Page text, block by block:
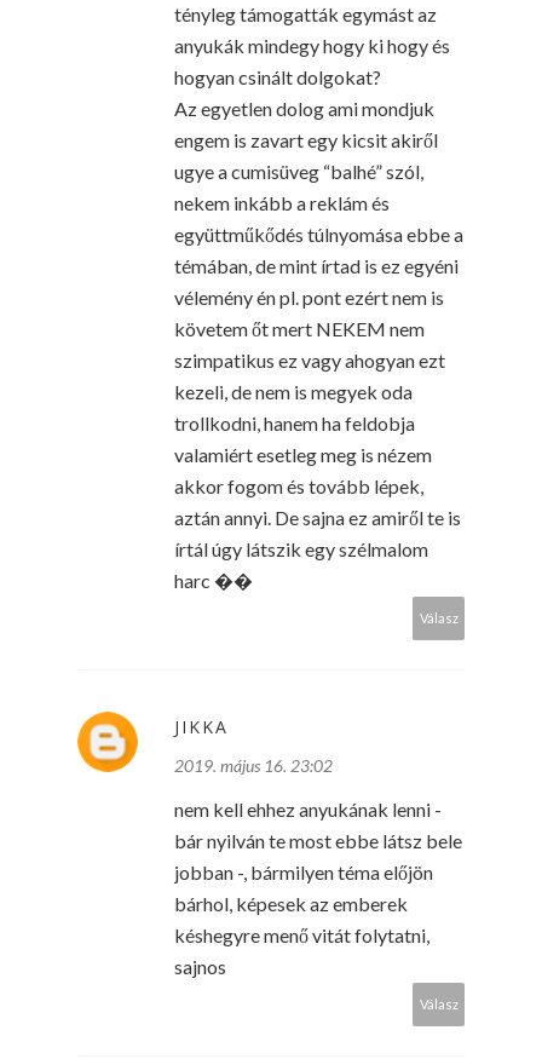
tényleg támogatták egymást az
anyukák mindegy hogy ki hogy és
hogyan csinált dolgokat?
Az egyetlen dolog ami mondjuk
engem is zavart egy kicsit akiről
ugye a cumisüveg “balhé” szól,
nekem inkább a reklám és
együttműkődés túlnyomása ebbe a
témában, de mint írtad is ez egyéni
vélemény én pl. pont ezért nem is
követem őt mert NEKEM nem
szimpatikus ez vagy ahogyan ezt
kezeli, de nem is megyek oda
trollkodni, hanem ha feldobja
valamiért esetleg meg is nézem
akkor fogom és tovább lépek,
aztán annyi. De sajna ez amiről te is
írtál úgy látszik egy szélmalom
harc ��
Válasz
JIKKA
2019. május 16. 23:02
nem kell ehhez anyukának lenni -
bár nyilván te most ebbe látsz bele
jobban -, bármilyen téma előjön
bárhol, képesek az emberek
késhegyre menő vitát folytatni,
sajnos
Válasz